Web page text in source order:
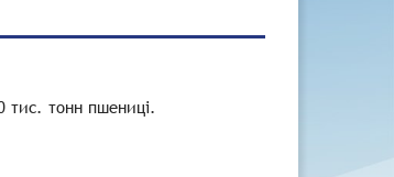
тис. тонн пшениці.